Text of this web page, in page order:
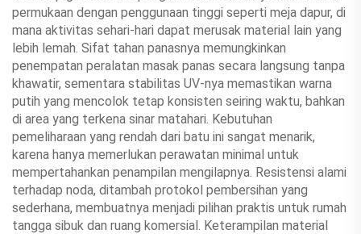
permukaan dengan penggunaan tinggi seperti meja dapur, di
mana aktivitas sehari-hari dapat merusak material lain yang
lebih lemah. Sifat tahan panasnya memungkinkan
penempatan peralatan masak panas secara langsung tanpa
khawatir, sementara stabilitas UV-nya memastikan warna
putih yang mencolok tetap konsisten seiring waktu, bahkan
di area yang terkena sinar matahari. Kebutuhan
pemeliharaan yang rendah dari batu ini sangat menarik,
karena hanya memerlukan perawatan minimal untuk
mempertahankan penampilan mengilapnya. Resistensi alami
terhadap noda, ditambah protokol pembersihan yang
sederhana, membuatnya menjadi pilihan praktis untuk rumah
tangga sibuk dan ruang komersial. Keterampilan material